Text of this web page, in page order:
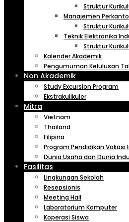
Struktur
Manajemen
Struktur
Teknik Elektronika
Struktur
Kalender Akademik
Pengumuman Kelulusan
Non Akademik
Study Excursion Program
Ekstrakulikuler
Mitra
Vietnam
Thailand
Filipina
Program Pendidikan Vokasi
Dunia Usaha dan Dunia
Fasilitas
Lingkungan Sekolah
Resepsionis
Meeting Hall
Laboratorium Komputer
Koperasi Siswa